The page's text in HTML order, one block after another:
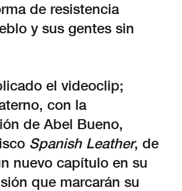
de resistencia
y sus gentes sin
el videoclip;
con la
de Abel Bueno,
Spanish Leather, de
nuevo capítulo en su
que marcarán su